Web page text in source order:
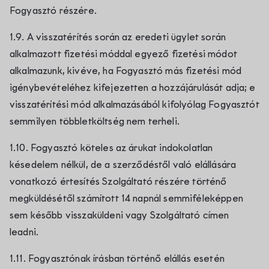
Fogyasztó részére.
1.9. A visszatérítés során az eredeti ügylet során
alkalmazott fizetési móddal egyező fizetési módot
alkalmazunk, kivéve, ha Fogyasztó más fizetési mód
igénybevételéhez kifejezetten a hozzájárulását adja; e
visszatérítési mód alkalmazásából kifolyólag Fogyasztót
semmilyen többletköltség nem terheli.
1.10. Fogyasztó köteles az árukat indokolatlan
késedelem nélkül, de a szerződéstől való elállására
vonatkozó értesítés Szolgáltató részére történő
megküldésétől számított 14 napnál semmiféleképpen
sem később visszaküldeni vagy Szolgáltató címen
leadni.
1.11. Fogyasztónak írásban történő elállás esetén